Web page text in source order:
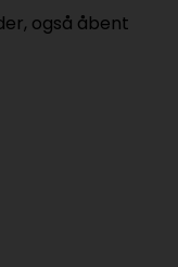
også åbent